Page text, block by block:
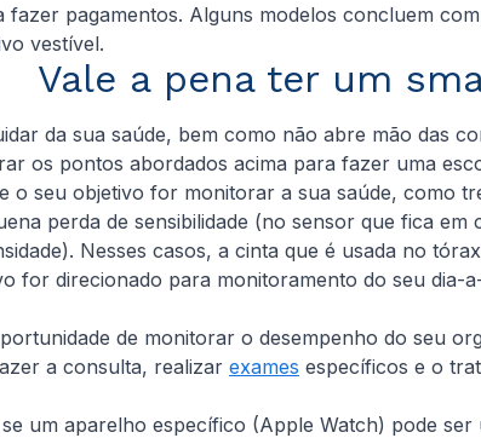
pagamentos. Alguns modelos concluem
vestível.
Vale a pena ter um
da sua saúde, bem como não abre mão das
os pontos abordados acima para fazer uma
o seu objetivo for monitorar a sua saúde, como
perda de sensibilidade (no sensor que fica
Nesses casos, a cinta que é usada no
for direcionado para monitoramento do seu dia-
de monitorar o desempenho do seu
a consulta, realizar exames específicos e o
um aparelho específico (Apple Watch) pode